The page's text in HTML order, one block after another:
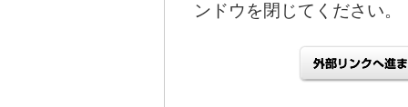
ンドウを閉じてください。